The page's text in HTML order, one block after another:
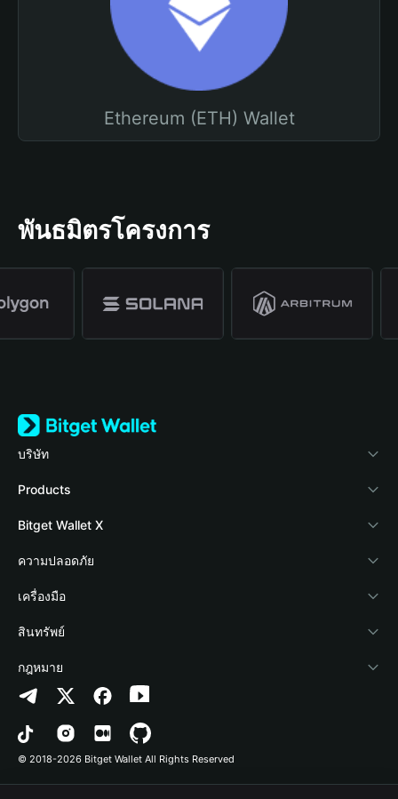
Ethereum (ETH) Wallet
พันธมิตรโครงการ
บริษัท
เกี่ยวกับ Bitget Wallet
Blog
Academy
ข่าวสารด้านคริปโต
ศูนย์ช่วยเหลือ
ติดต่อเรา
ทรัพยากรข้อมูลของแบรนด์
อาชีพ
Products
Crypto Card
Stablecoin Earn
Payfi Crypto
Crypto Swap API
Altcoin Season Index
Prediction Markets
DApp
Bitget Wallet X
นักพัฒนา
เชื่อมต่อ Wallet
Bitget Wallet Pay
ลิสต์โปรเจกต์
ความปลอดภัย
Protection Fund
เทคโนโลยีความปลอดภัย
เครื่องมือ
ซื้อคริปโต
การตรวจจับการอนุญาต
การตรวจจับสัญญา
การโอนเป็นชุด
สินทรัพย์
Arbitrum
Avalanche
Bitcoin
กฎหมาย
นโยบายความเป็นส่วนตัว
ข้อตกลงในการใช้บริการ
© 2018-2026 Bitget Wallet All Rights Reserved